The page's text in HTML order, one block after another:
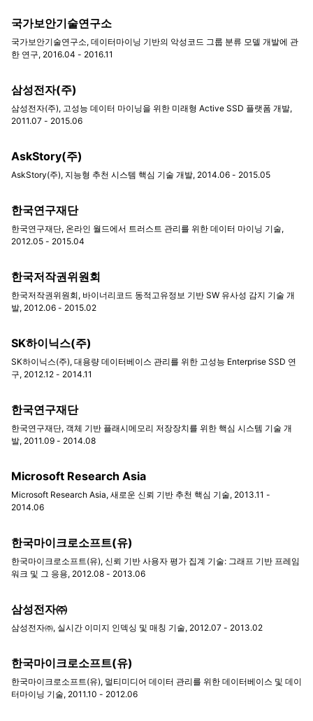
국가보안기술연구소
국가보안기술연구소, 데이터마이닝 기반의 악성코드 그룹 분류 모델 개발에 관
한 연구, 2016.04 - 2016.11
삼성전자(주)
삼성전자(주), 고성능 데이터 마이닝을 위한 미래형 Active SSD 플랫폼 개발,
2011.07 - 2015.06
AskStory(주)
AskStory(주), 지능형 추천 시스템 핵심 기술 개발, 2014.06 - 2015.05
한국연구재단
한국연구재단, 온라인 월드에서 트러스트 관리를 위한 데이터 마이닝 기술,
2012.05 - 2015.04
한국저작권위원회
한국저작권위원회, 바이너리코드 동적고유정보 기반 SW 유사성 감지 기술 개
발, 2012.06 - 2015.02
SK하이닉스(주)
SK하이닉스(주), 대용량 데이터베이스 관리를 위한 고성능 Enterprise SSD 연
구, 2012.12 - 2014.11
한국연구재단
한국연구재단, 객체 기반 플래시메모리 저장장치를 위한 핵심 시스템 기술 개
발, 2011.09 - 2014.08
Microsoft Research Asia
Microsoft Research Asia, 새로운 신뢰 기반 추천 핵심 기술, 2013.11 -
2014.06
한국마이크로소프트(유)
한국마이크로소프트(유), 신뢰 기반 사용자 평가 집계 기술: 그래프 기반 프레임
워크 및 그 응용, 2012.08 - 2013.06
삼성전자㈜
삼성전자㈜, 실시간 이미지 인덱싱 및 매칭 기술, 2012.07 - 2013.02
한국마이크로소프트(유)
한국마이크로소프트(유), 멀티미디어 데이터 관리를 위한 데이터베이스 및 데이
터마이닝 기술, 2011.10 - 2012.06